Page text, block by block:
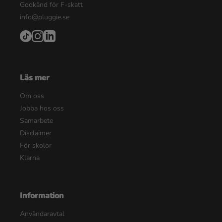
Godkänd för F-skatt
info@pluggie.se
Läs mer
Om oss
Jobba hos oss
Samarbete
Disclaimer
För skolor
Klarna
Information
Användaravtal